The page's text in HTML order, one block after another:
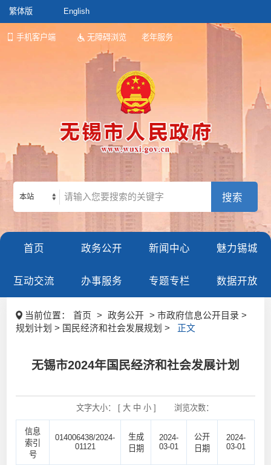
繁体版 English
手机客户端 无障碍浏览 老年服务
本站
首页 政务公开 新闻中心 魅力锡城
互动交流 办事服务 专题专栏 数据开放
当前位置： 首页 > 政务公开
> 市政府信息公开目录 >
规划计划 > 国民经济和社会发展规划 >
正文
无锡市2024年国民经济和社会发展计划
文字大小： [ 大 中 小] 浏览次数：
信息
索引
号
014006438/2024-
01121
生成
日期
2024-
03-01
公开
日期
2024-
03-01